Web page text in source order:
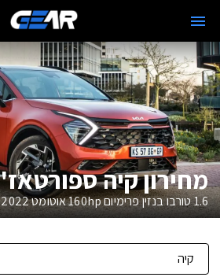
מחירון קיה ספורטאז'
1.6 טורבו בנזין פרימיום 160hp אוטומט 2022